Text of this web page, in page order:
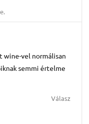
wine-vel normálisan
semmi értelme
Válasz